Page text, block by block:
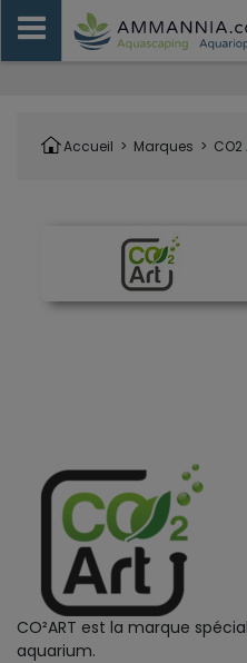
Accueil > Marques > CO2
CO²ART est la marque
aquarium.